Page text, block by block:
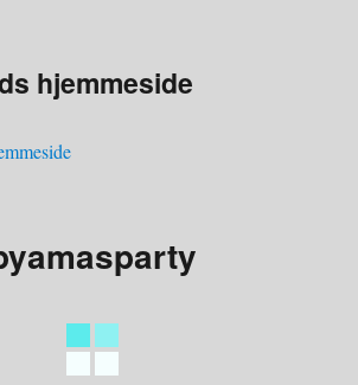
hjemmeside